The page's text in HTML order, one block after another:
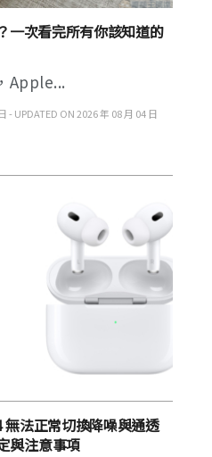
一次看完所有你該知道的
Apple...
- UPDATED ON 2026 年 08 月 04 日
法正常切換降噪與通透
與注意事項